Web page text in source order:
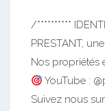
/**********
PRESTANT,
Nos propriétés
YouTube :
Suivez nous